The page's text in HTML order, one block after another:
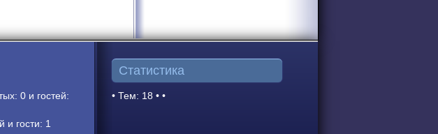
0 и гостей:
и гости: 1
Статистика
• Тем: 18 • •